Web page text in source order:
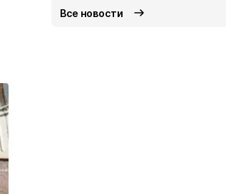
Все новости